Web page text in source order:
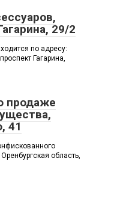
29/2
по адресу:
Гагарина,
продаже
41
область,